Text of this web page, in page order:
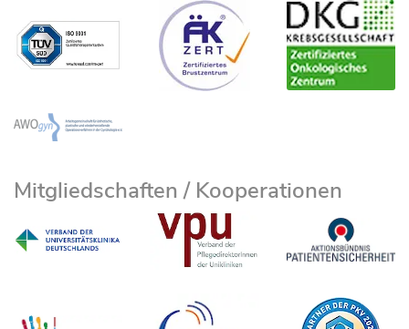
Mitgliedschaften / Kooperationen